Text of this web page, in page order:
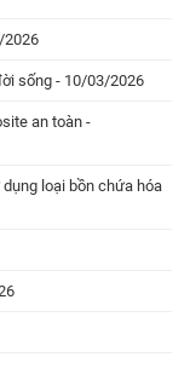
2026
sống - 10/03/2026
an toàn -
loại bồn chứa hóa